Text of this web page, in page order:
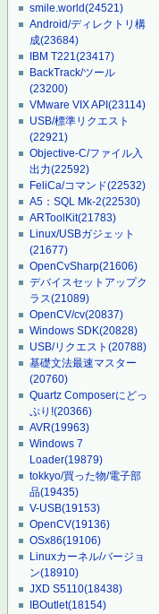
smile.world(24521)
Android/ディレクトリ構
成(23684)
IBM T221(23417)
BackTrack/ツール
(23200)
VMware VIX API(23114)
USB/標準リクエスト
(22921)
Objective-C/ファイル入
出力(22592)
FeliCa/コマンド(22532)
A5：SQL Mk-2(22530)
ARToolKit(21783)
Linux/USBガジェット
(21677)
OpenCvSharp(21606)
デバイスセットアップク
ラス(21089)
OpenCV/cv(20837)
Windows SDK(20828)
USB/リクエスト(20788)
基礎文法最速マスター
(20760)
Quartz Composerにどっ
ぷり!(20366)
AVR(19963)
Windows 7
Loader(19879)
tokkyo/買った物/電子部
品(19435)
V-USB(19153)
OpenCV(19136)
OSx86(19106)
Linuxカーネル/バージョ
ン(18910)
JXD S5110(18438)
IBOutlet(18154)